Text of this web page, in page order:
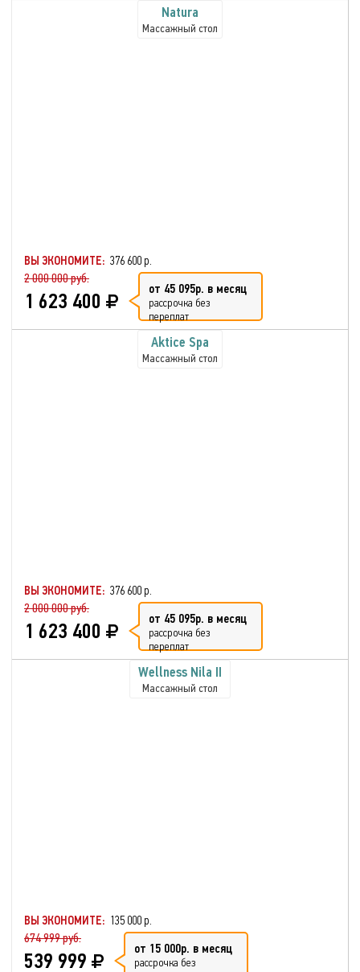
Natura
Массажный стол
ВЫ ЭКОНОМИТЕ: 376 600 р.
2 000 000 руб.
1 623 400 от 45 095р. в месяц
рассрочка без
переплат
Aktice Spa
Массажный стол
ВЫ ЭКОНОМИТЕ: 376 600 р.
2 000 000 руб.
1 623 400 от 45 095р. в месяц
рассрочка без
переплат
Wellness Nila II
Массажный стол
ВЫ ЭКОНОМИТЕ: 135 000 р.
674 999 руб.
539 999 от 15 000р. в месяц
рассрочка без